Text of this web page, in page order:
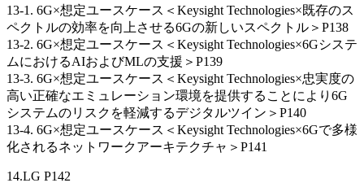
13-1. 6G×想定ユースケース＜Keysight Technologies×既存のス
ペクトルの効率を向上させる6Gの新しいスペクトル＞P138
13-2. 6G×想定ユースケース＜Keysight Technologies×6Gシステ
ムにおけるAIおよびMLの支援＞P139
13-3. 6G×想定ユースケース＜Keysight Technologies×忠実度の
高い正確なエミュレーション環境を提供することにより6G
システムのリスクを軽減するデジタルツイン＞P140
13-4. 6G×想定ユースケース＜Keysight Technologies×6Gで多様
化されるネットワークアーキテクチャ＞P141
14.LG P142